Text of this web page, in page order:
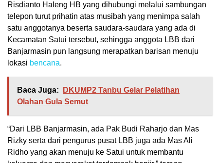
Risdianto Haleng HB yang dihubungi melalui sambungan
telepon turut prihatin atas musibah yang menimpa salah
satu anggotanya beserta saudara-saudara yang ada di
Kecamatan Satui tersebut, sehingga anggota LBB dari
Banjarmasin pun langsung merapatkan barisan menuju
lokasi bencana.
Baca Juga:
DKUMP2 Tanbu Gelar Pelatihan
Olahan Gula Semut
“Dari LBB Banjarmasin, ada Pak Budi Raharjo dan Mas
Rizky serta dari pengurus pusat LBB juga ada Mas Ali
Ridho yang akan menuju ke Satui untuk membantu